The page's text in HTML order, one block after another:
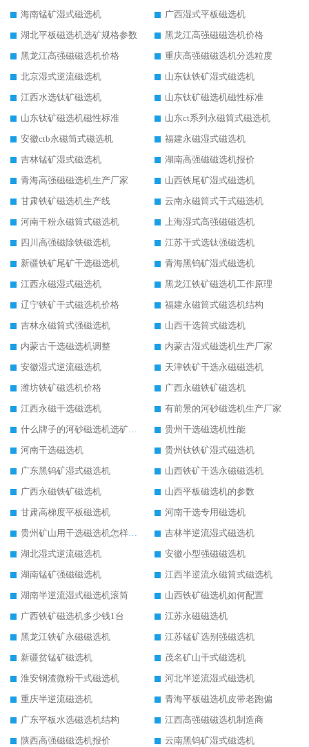
海南锰矿湿式磁选机
广西湿式平板磁选机
湖北平板磁选机选矿规格参数
黑龙江高强磁磁选机价格
黑龙江高强磁磁选机价格
重庆高强磁磁选机分选粒度
北京湿式逆流磁选机
山东钛铁矿湿式磁选机
江西水选钛矿磁选机
山东钛矿磁选机磁性标准
山东钛矿磁选机磁性标准
山东ct系列永磁筒式磁选机
安徽ctb永磁筒式磁选机
福建永磁湿式磁选机
吉林锰矿湿式磁选机
湖南高强磁磁选机报价
青海高强磁磁选机生产厂家
山西铁尾矿湿式磁选机
甘肃铁矿磁选机生产线
云南永磁筒式干式磁选机
河南干粉永磁筒式磁选机
上海湿式高强磁磁选机
四川高强磁除铁磁选机
江苏干式选钛强磁选机
新疆铁矿尾矿干选磁选机
青海黑钨矿湿式磁选机
江西永磁湿式磁选机
黑龙江铁矿磁选机工作原理
辽宁铁矿干式磁选机价格
福建永磁筒式磁选机结构
吉林永磁筒式强磁选机
山西干选筒式磁选机
内蒙古干选磁选机调整
内蒙古湿式磁选机生产厂家
安徽湿式逆流磁选机
天津铁矿干选永磁磁选机
潍坊铁矿磁选机价格
广西永磁铁矿磁选机
江西永磁干选磁选机
有前景的河砂磁选机生产厂家
什么牌子的河砂磁选机选矿效果好
贵州干选磁选机性能
河南干选磁选机
贵州钛铁矿湿式磁选机
广东黑钨矿湿式磁选机
山西铁矿干选永磁磁选机
广西永磁铁矿磁选机
山西平板磁选机的参数
甘肃高梯度平板磁选机
河南干选专用磁选机
贵州矿山用干选磁选机怎样调磁
吉林半逆流湿式磁选机
湖北湿式逆流磁选机
安徽小型强磁磁选机
湖南锰矿强磁磁选机
江西半逆流永磁筒式磁选机
湖南半逆流湿式磁选机滚筒
山西铁矿磁选机如何配置
广西铁矿磁选机多少钱1台
江苏永磁磁选机
黑龙江铁矿永磁磁选机
江苏锰矿选别强磁选机
新疆贫锰矿磁选机
茂名矿山干式磁选机
淮安钢渣微粉干式磁选机
河北半逆流湿式磁选机
重庆半逆流磁选机
青海平板磁选机皮带老跑偏
广东平板水选磁选机结构
江西高强磁磁选机制造商
陕西高强磁磁选机报价
云南黑钨矿湿式磁选机